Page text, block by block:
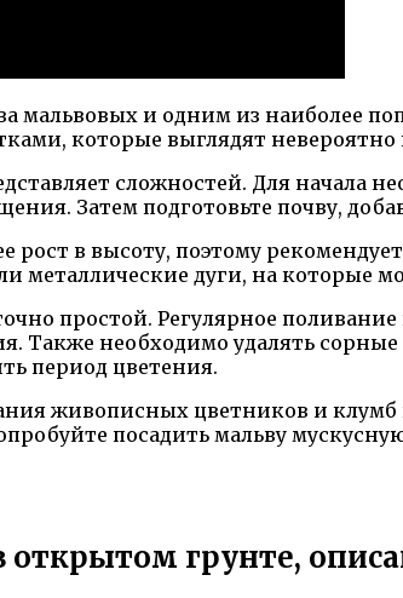
мальвовых и одним из наиболее
которые выглядят невероятно
сложностей. Для начала
Затем подготовьте почву,
в высоту, поэтому
металлические дуги, на которые
простой. Регулярное
Также необходимо удалять
период цветения.
живописных цветников и
посадить мальву
грунте,